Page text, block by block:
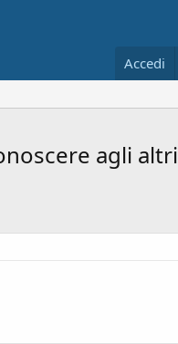
Accedi
agli altri